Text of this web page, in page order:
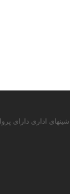
باران سهامی خاص به شماره ثبت